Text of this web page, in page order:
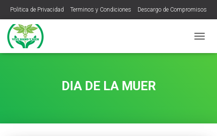
Politica de Privacidad Terminos y Condiciones Descargo de Compromisos
MODO
DIA DE LA MUER